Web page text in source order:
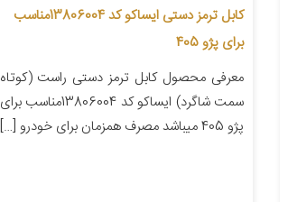
کابل ترمز دستی ایساکو کد 13806004مناسب
برای پژو 405
معرفی محصول کابل ترمز دستی راست (کوتاه
سمت شاگرد) ایساکو کد 13806004مناسب برای
پژو 405 میباشد مصرف همزمان برای خودرو […]